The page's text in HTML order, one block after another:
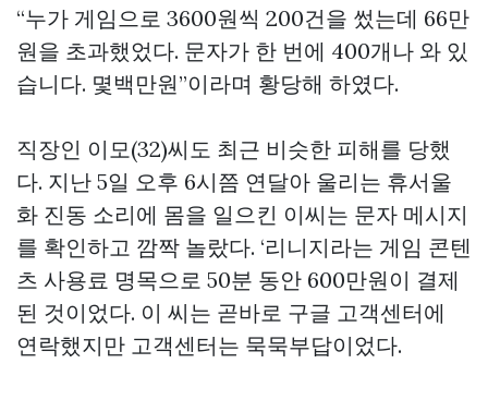
“누가 게임으로 3600원씩 200건을 썼는데 66만
원을 초과했었다. 문자가 한 번에 400개나 와 있
습니다. 몇백만원”이라며 황당해 하였다.
직장인 이모(32)씨도 최근 비슷한 피해를 당했
다. 지난 5일 오후 6시쯤 연달아 울리는 휴서울
화 진동 소리에 몸을 일으킨 이씨는 문자 메시지
를 확인하고 깜짝 놀랐다. ‘리니지라는 게임 콘텐
츠 사용료 명목으로 50분 동안 600만원이 결제
된 것이었다. 이 씨는 곧바로 구글 고객센터에
연락했지만 고객센터는 묵묵부답이었다.